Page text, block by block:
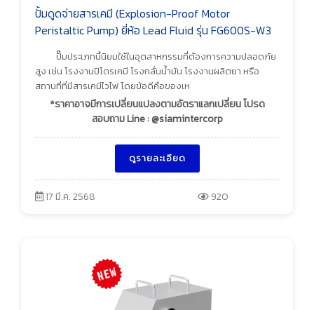
ปั้มดูดจ่ายสารเคมี (Explosion-Proof Motor
Peristaltic Pump) ยี่ห้อ Lead Fluid รุ่น FG600S-W3
ปั๊มประเภทนี้นิยมใช้ในอุตสาหกรรมที่ต้องการความปลอดภัย
สูง เช่น โรงงานปิโตรเคมี โรงกลั่นน้ำมัน โรงงานผลิตยา หรือ
สถานที่ที่มีสารเคมีไวไฟ โดยข้อดีคือของเห
*ราคาอาจมีการเปลี่ยนแปลงตามอัตราแลกเปลี่ยน โปรด
สอบถาม Line : @siamintercorp
ดูรายละเอียด
17 มี.ค. 2568 920